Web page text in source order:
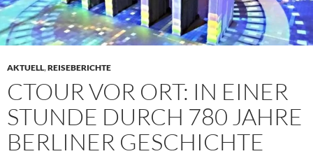
AKTUELL,REISEBERICHTE
CTOUR VOR ORT: IN EINER
STUNDE DURCH 780 JAHRE
BERLINER GESCHICHTE